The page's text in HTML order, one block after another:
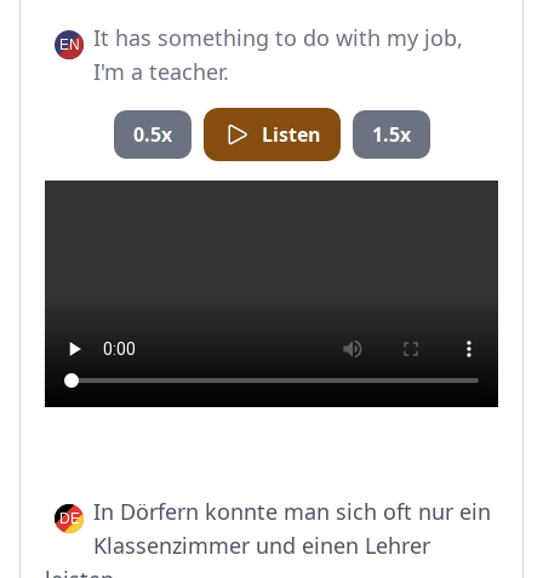
It has something to do with my job,
I'm a teacher.
0.5x Listen 1.5x
In Dörfern konnte man sich oft nur ein
Klassenzimmer und einen Lehrer